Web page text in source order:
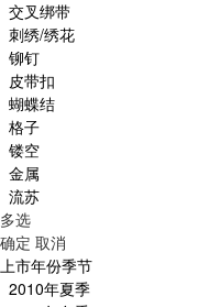
交叉绑带
刺绣/绣花
铆钉
皮带扣
蝴蝶结
格子
镂空
金属
流苏
多选
确定 取消
上市年份季节
2010年夏季